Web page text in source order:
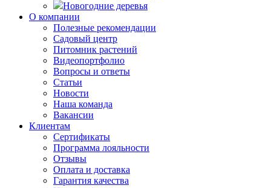
Новогодние деревья
О компании
Полезные рекомендации
Садовый центр
Питомник растений
Видеопортфолио
Вопросы и ответы
Статьи
Новости
Наша команда
Вакансии
Клиентам
Сертификаты
Программа лояльности
Отзывы
Оплата и доставка
Гарантия качества